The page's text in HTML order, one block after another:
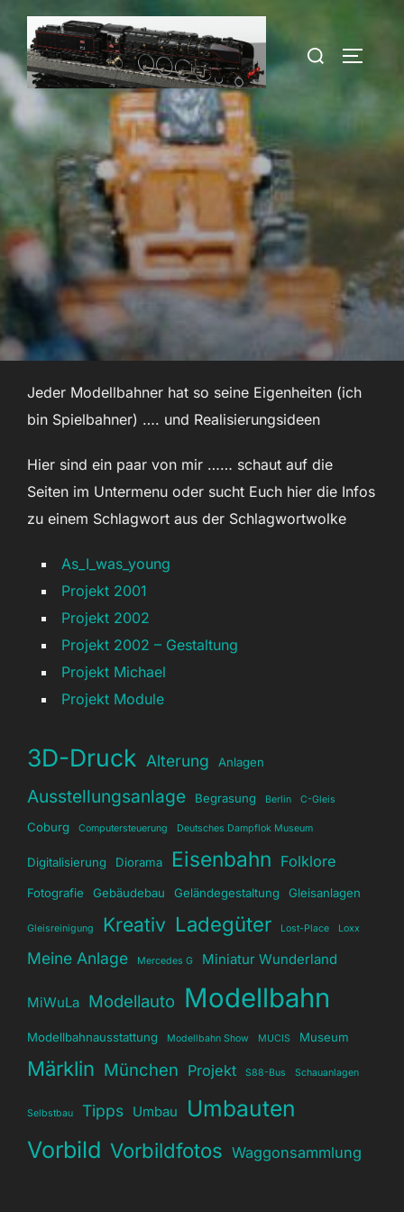
Zum
Inhalt
springen
Suchen
Jeder Modellbahner hat so seine Eigenheiten (ich
bin Spielbahner) …. und Realisierungsideen
Hier sind ein paar von mir …… schaut auf die
Seiten im Untermenu oder sucht Euch hier die Infos
zu einem Schlagwort aus der Schlagwortwolke
As_I_was_young
Projekt 2001
Projekt 2002
Projekt 2002 – Gestaltung
Projekt Michael
Projekt Module
3D-Druck Alterung Anlagen
Ausstellungsanlage Begrasung Berlin C-Gleis
Coburg Computersteuerung Deutsches Dampflok Museum
Digitalisierung Diorama Eisenbahn Folklore
Fotografie Gebäudebau Geländegestaltung Gleisanlagen
Gleisreinigung Kreativ Ladegüter Lost-Place Loxx
Meine Anlage Mercedes G Miniatur Wunderland
MiWuLa Modellauto Modellbahn
Modellbahnausstattung Modellbahn Show MUCIS Museum
Märklin München Projekt S88-Bus Schauanlagen
Selbstbau Tipps Umbau
Umbauten
Vorbild Vorbildfotos Waggonsammlung